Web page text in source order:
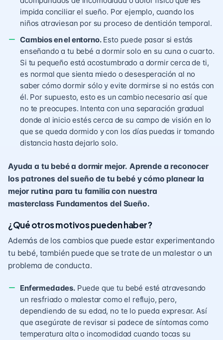
impida conciliar el sueño. Por ejemplo, cuando los
niños atraviesan por su proceso de dentición temporal.
Cambios en el entorno.Esto puede pasar si estás
enseñando a tu bebé a dormir solo en su cuna o cuarto.
Si tu pequeño está acostumbrado a dormir cerca de ti,
es normal que sienta miedo o desesperación al no
saber cómo dormir sólo y evite dormirse si no estás con
él. Por supuesto, esto es un cambio necesario así que
no te preocupes. Intenta con una separación gradual
donde al inicio estés cerca de su campo de visión en lo
que se queda dormido y con los días puedas ir tomando
distancia hasta dejarlo solo.
Ayuda a tu bebé a dormir mejor. Aprende a reconocer
los patrones del sueño de tu bebé y cómo planear la
mejor rutina para tu familia con nuestra
masterclass Fundamentos del Sueño.
¿Qué otros motivos pueden haber?
Además de los cambios que puede estar experimentando
tu bebé, también puede que se trate de un malestar o un
problema de conducta.
Enfermedades.Puede que tu bebé esté atravesando
un resfriado o malestar como el reflujo, pero,
dependiendo de su edad, no te lo pueda expresar. Así
que asegúrate de revisar si padece de síntomas como
temperatura alta o incomodidad cuando tocas su